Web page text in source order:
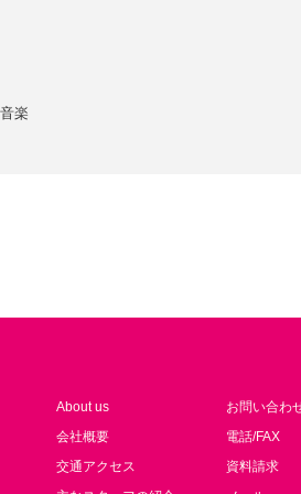
楽
About us
会社概要
交通アクセス
お問い合わ
電話/FAX
資料請求